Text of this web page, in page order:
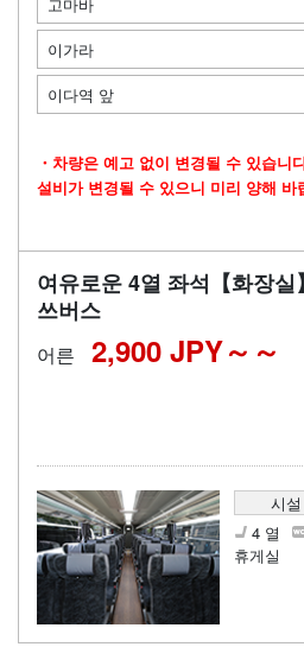
이가라
이다역 앞
・차량은 예고 없이 변경될 수 있습니
설비가 변경될 수 있으니 미리 양해 바
여유로운 4열 좌석【화장실
쓰버스
어른 2,900 JPY～
시설
4 열
휴게실